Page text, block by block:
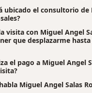
ubicado el consultorio de
visita con Miguel Angel
que desplazarme hasta
el pago a Miguel Angel
Miguel Angel Salas